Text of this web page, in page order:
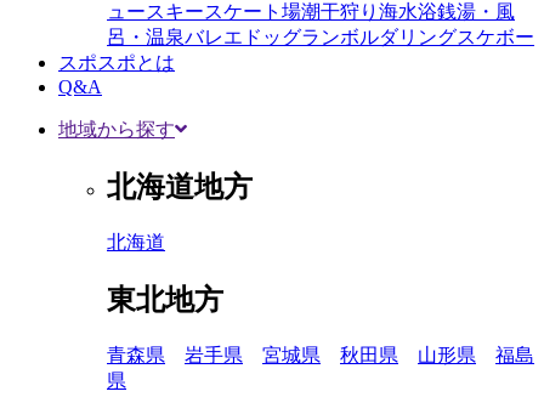
ュースキースケート場潮干狩り 海水浴銭湯・風
呂・温泉バレエ ドッグランボルダリングスケボー
スポスポとは
Q&A
地域から探す
北海道地方
北海道
東北地方
青森県 岩手県 宮城県 秋田県 山形県
福島
県